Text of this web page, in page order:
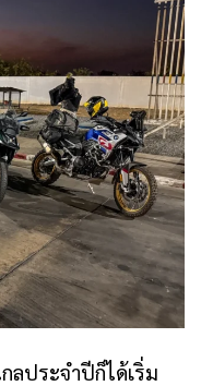
ลประจำปีก็ได้เริ่ม